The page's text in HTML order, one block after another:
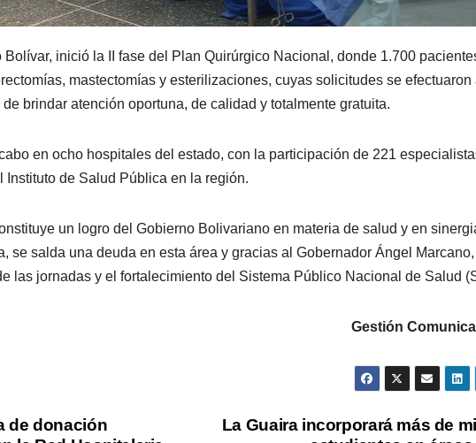
Bolívar, inició la II fase del Plan Quirúrgico Nacional, donde 1.700
mastectomías y esterilizaciones, cuyas solicitudes se efectuaron
brindar atención oportuna, de calidad y totalmente gratuita.
en ocho hospitales del estado, con la participación de 221
Instituto de Salud Pública en la región.
un logro del Gobierno Bolivariano en materia de salud y en
se salda una deuda en esta área y gracias al Gobernador Ángel Marcano,
las jornadas y el fortalecimiento del Sistema Público Nacional de Salud
Gestión
La Guaira incorporará más de
de donación